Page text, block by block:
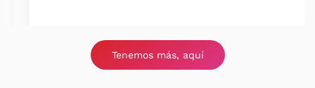
Tenemos más, aquí